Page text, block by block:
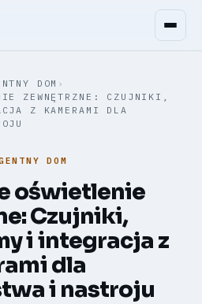
DOM ›
ZEWNĘTRZNE: CZUJNIKI,
Z KAMERAMI DLA
DOM
oświetlenie
Czujniki,
i integracja z
dla
i nastroju